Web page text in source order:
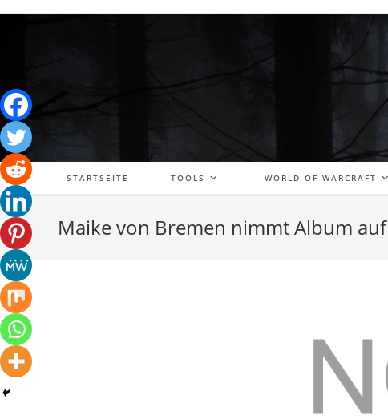
STARTSEITE TOOLS WORLD OF WARCRAFT
Maike von Bremen nimmt Album auf